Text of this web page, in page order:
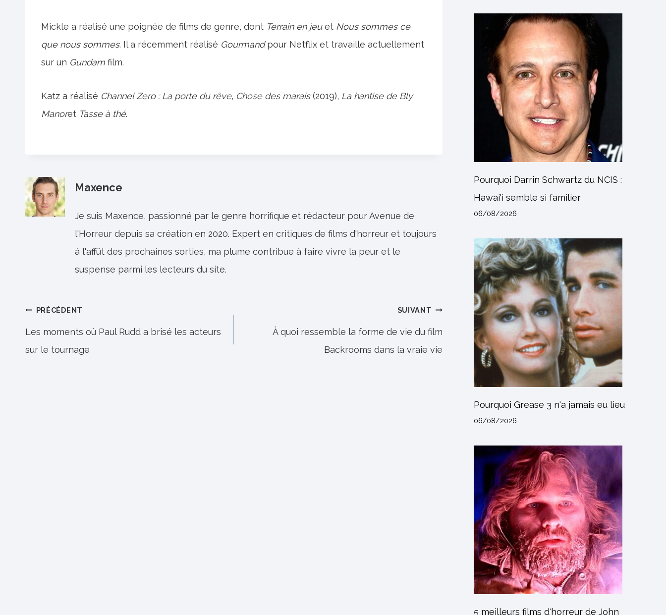
Mickle a réalisé une poignée de films de genre, dont Terrain en jeuet Nous sommes ce
que nous sommes. Il a récemment réalisé Gourmandpour Netflix et travaille actuellement
sur un Gundam film.
Katz a réalisé Channel Zero : La porte du rêve, Chose des marais(2019), La hantise de Bly
Manoret Tasse à thé.
Maxence
Je suis Maxence, passionné par le genre horrifique et rédacteur pour Avenue de
l'Horreur depuis sa création en 2020. Expert en critiques de films d'horreur et toujours
à l'affût des prochaines sorties, ma plume contribue à faire vivre la peur et le
suspense parmi les lecteurs du site.
Navigation
de
l’article
PRÉCÉDENT
Les moments où Paul Rudd a brisé les acteurs
sur le tournage
SUIVANT
À quoi ressemble la forme de vie du film
Backrooms dans la vraie vie
Pourquoi Darrin Schwartz du NCIS :
Hawai'i semble si familier
06/08/2026
Pourquoi Grease 3 n'a jamais eu lieu
06/08/2026
5 meilleurs films d'horreur de John